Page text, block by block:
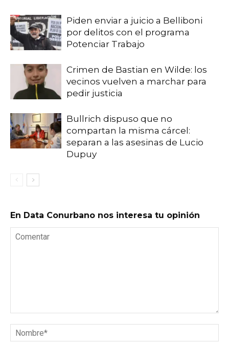
Piden enviar a juicio a Belliboni
por delitos con el programa
Potenciar Trabajo
Crimen de Bastian en Wilde: los
vecinos vuelven a marchar para
pedir justicia
Bullrich dispuso que no
compartan la misma cárcel:
separan a las asesinas de Lucio
Dupuy
En Data Conurbano nos interesa tu opinión